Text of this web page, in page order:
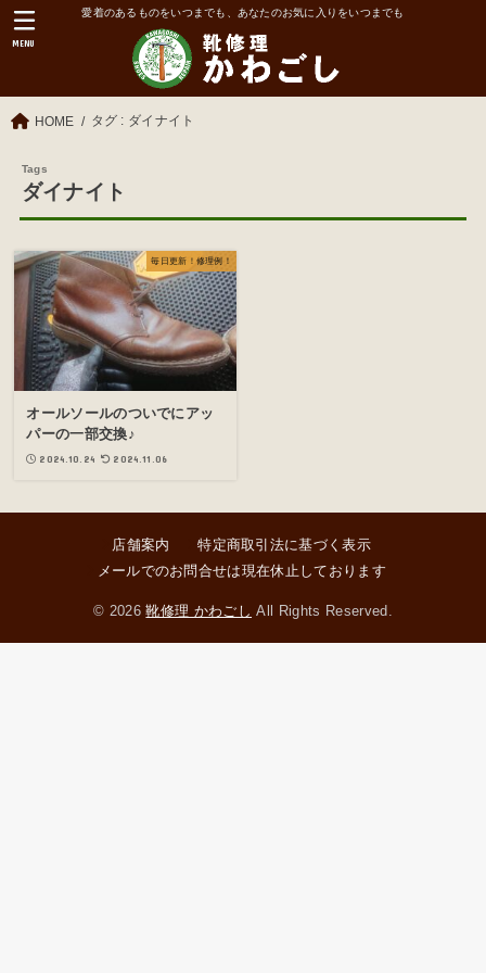
愛着のあるものをいつまでも、あなたのお気に入りをいつまでも
MENU
HOME タグ : ダイナイト
ダイナイト
毎日更新！修理例！
オールソールのついでにアッ
パーの一部交換♪
2024.10.24 2024.11.06
店舗案内
特定商取引法に基づく表示
メールでのお問合せは現在休止しております
© 2026靴修理 かわごし All Rights Reserved.